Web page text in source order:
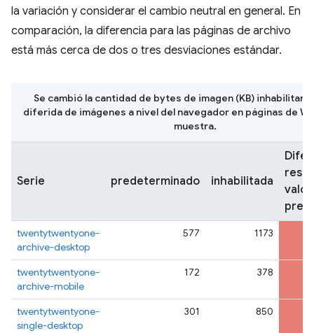
la variación y considerar el cambio neutral en general. En
comparación, la diferencia para las páginas de archivo
está más cerca de dos o tres desviaciones estándar.
Serie predeterminado inhabilitada
valor
twentytwentyone-
archive-desktop
577 1173
twentytwentyone-
archive-mobile
172 378
twentytwentyone-
single-desktop
301 850
Se cambió la cantidad de bytes de imagen (KB)
diferida de imágenes a nivel del navegador en páginas de
muestra.